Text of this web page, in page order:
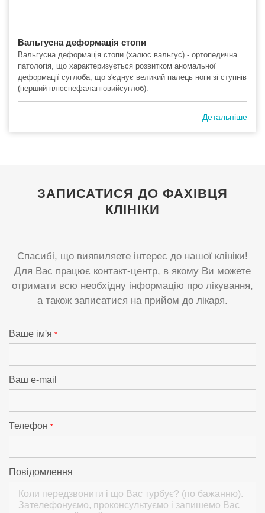
Вальгусна деформація стопи
Вальгусна деформація стопи (халюс вальгус) - ортопедична
патологія, що характеризується розвитком аномальної
деформації суглоба, що з'єднує великий палець ноги зі ступнів
(перший плюснефаланговийсуглоб).
Детальніше
ЗАПИСАТИСЯ ДО ФАХІВЦЯ
КЛІНІКИ
Спасибі, що виявиляете інтерес до нашої клініки!
Для Вас працює контакт-центр, в якому Ви можете
отримати всю необхідну інформацію про лікування,
а також записатися на прийом до лікаря.
Ваше ім'я *
Ваш e-mail
Телефон *
Повідомлення